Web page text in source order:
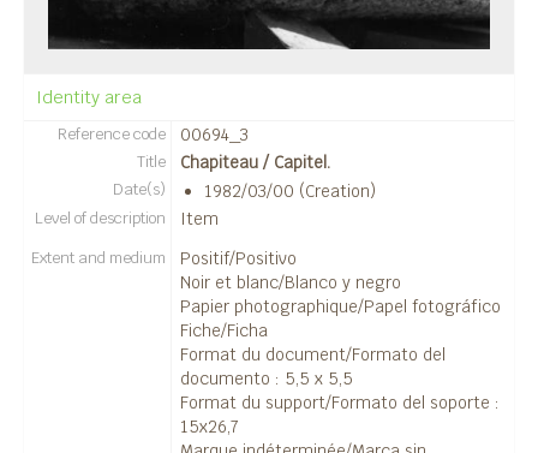
03 - L'organisation des campagnes de fouilles / Organización de las campañas de excavaciones
Identity area
Reference code 00694_3
Title Chapiteau / Capitel.
Date(s) 1982/03/00 (Creation)
Level of description Item
Extent and medium
Positif/Positivo
Noir et blanc/Blanco y negro
Papier photographique/Papel fotográfico
Fiche/Ficha
Format du document/Formato del
documento : 5,5 x 5,5
Format du support/Formato del soporte :
15x26,7